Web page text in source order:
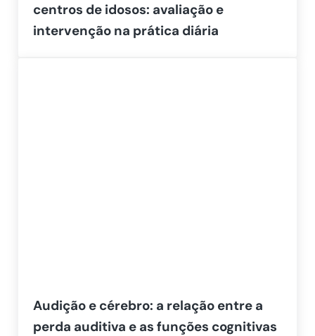
centros de idosos: avaliação e
intervenção na prática diária
Audição e cérebro: a relação entre a
perda auditiva e as funções cognitivas